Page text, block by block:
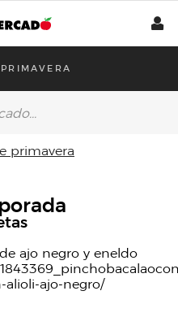
primavera
ajo negro y eneldo
ajo-negro/